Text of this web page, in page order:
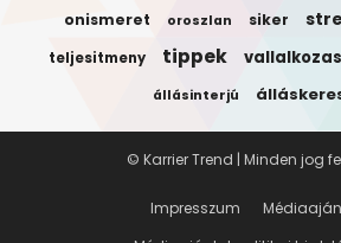
onismeret oroszlan siker
teljesitmeny tippek vallalkozas
állásinterjú
Impresszum
© Karrier Trend | Minden jog